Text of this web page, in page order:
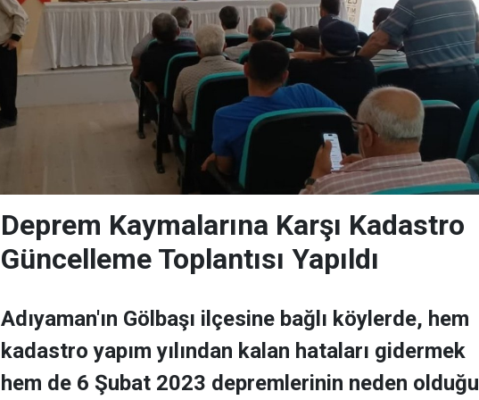
Deprem Kaymalarına Karşı Kadastro
Güncelleme Toplantısı Yapıldı
Adıyaman'ın Gölbaşı ilçesine bağlı köylerde, hem
kadastro yapım yılından kalan hataları gidermek
hem de 6 Şubat 2023 depremlerinin neden olduğu